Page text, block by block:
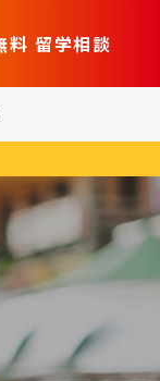
料 留学相談